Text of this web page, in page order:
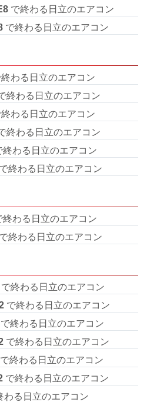
で終わる日立のエアコン
で終わる日立のエアコン
終わる日立のエアコン
終わる日立のエアコン
終わる日立のエアコン
終わる日立のエアコン
終わる日立のエアコン
で終わる日立のエアコン
終わる日立のエアコン
で終わる日立のエアコン
で終わる日立のエアコン
で終わる日立のエアコン
で終わる日立のエアコン
で終わる日立のエアコン
で終わる日立のエアコン
で終わる日立のエアコン
わる日立のエアコン